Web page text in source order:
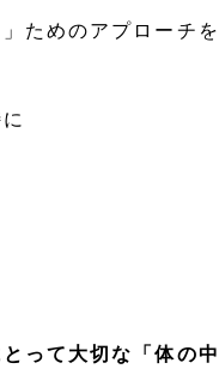
」ためのアプローチ
って大切な「体の中